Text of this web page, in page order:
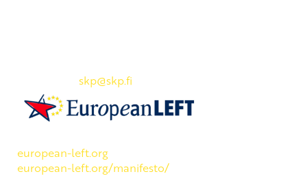
skp@skp.fi
european-left.org
european-left.org/manifesto/